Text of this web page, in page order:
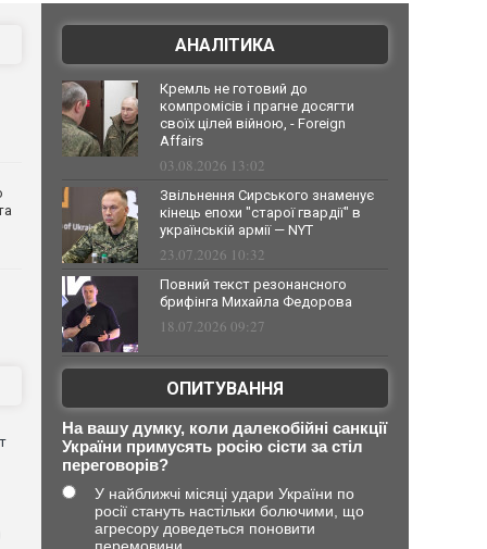
АНАЛІТИКА
Кремль не готовий до
компромісів і прагне досягти
своїх цілей війною, - Foreign
Affairs
03.08.2026 13:02
Звільнення Сирського знаменує
кінець епохи "старої гвардії" в
українській армії — NYT
23.07.2026 10:32
Повний текст резонансного
брифінга Михайла Федорова
18.07.2026 09:27
ОПИТУВАННЯ
На вашу думку, коли далекобійні санкції
України примусять росію сісти за стіл
переговорів?
У найближчі місяці удари України по
росії стануть настільки болючими, що
агресору доведеться поновити